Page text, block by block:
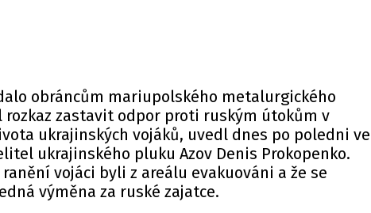
obráncům mariupolského metalurgického
rozkaz zastavit odpor proti ruským útokům v
ukrajinských vojáků, uvedl dnes po poledni ve
ukrajinského pluku Azov Denis Prokopenko.
ranění vojáci byli z areálu evakuováni a že se
výměna za ruské zajatce.